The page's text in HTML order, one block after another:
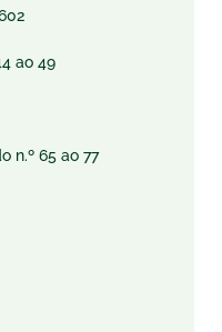
ao 49
n.º 65 ao 77